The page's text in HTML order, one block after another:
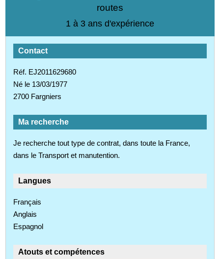
routes
1 à 3 ans d'expérience
Contact
Réf. EJ2011629680
Né le 13/03/1977
2700 Fargniers
Ma recherche
Je recherche tout type de contrat, dans toute la France,
dans le Transport et manutention.
Langues
Français
Anglais
Espagnol
Atouts et compétences